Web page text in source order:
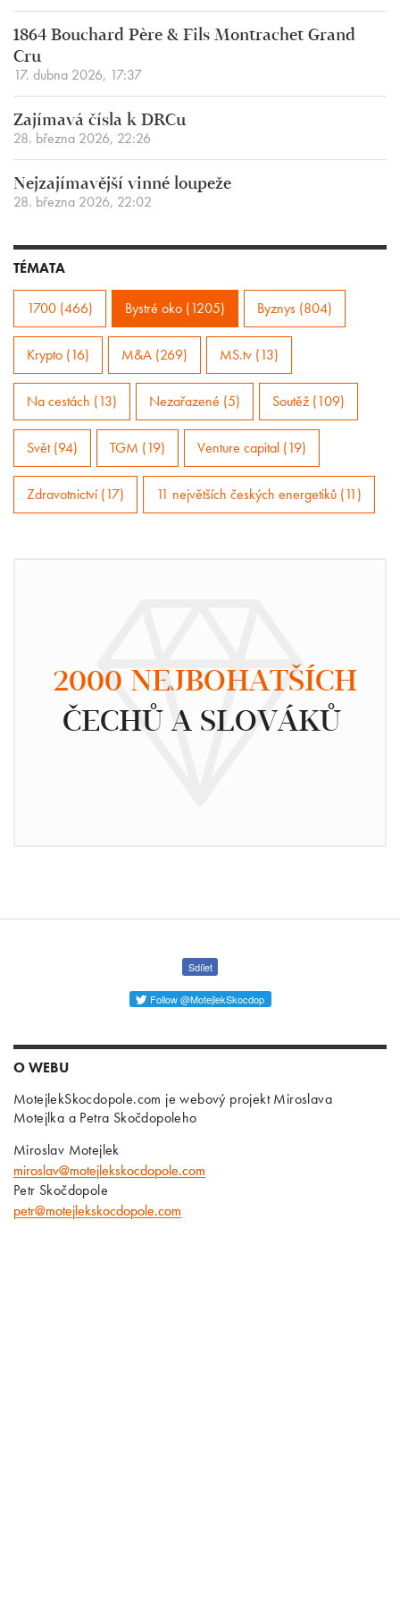
1864 Bouchard Père & Fils Montrachet Grand
Cru
17. dubna 2026, 17:37
Zajímavá čísla k DRCu
28. března 2026, 22:26
Nejzajímavější vinné loupeže
28. března 2026, 22:02
TÉMATA
1700 (466) Bystré oko (1205) Byznys (804)
Krypto (16) M&A (269) MS.tv (13)
Na cestách (13) Nezařazené (5) Soutěž (109)
Svět (94) TGM (19) Venture capital (19)
Zdravotnictví (17) 11 největších českých energetiků (11)
2000 NEJBOHATŠÍCH
ČECHŮ A SLOVÁKŮ
Sdílet
Follow @MotejlekSkocdop
O WEBU
MotejlekSkocdopole.com je webový projekt Miroslava
Motejlka a Petra Skočdopoleho
Miroslav Motejlek
miroslav@motejlekskocdopole.com
Petr Skočdopole
petr@motejlekskocdopole.com